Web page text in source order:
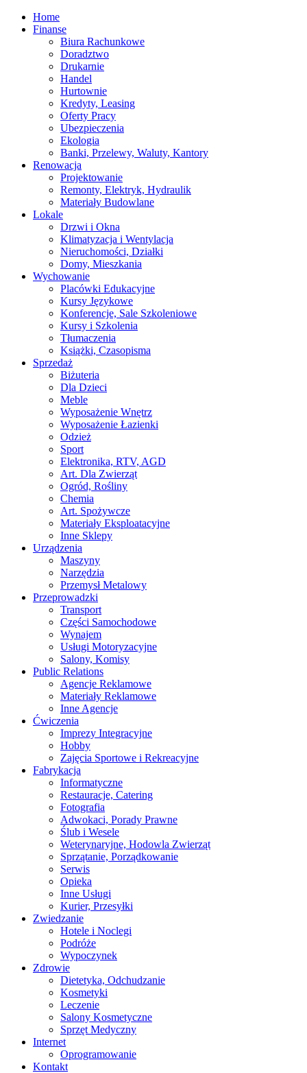
Home
Finanse
Biura Rachunkowe
Doradztwo
Drukarnie
Handel
Hurtownie
Kredyty, Leasing
Oferty Pracy
Ubezpieczenia
Ekologia
Banki, Przelewy, Waluty, Kantory
Renowacja
Projektowanie
Remonty, Elektryk, Hydraulik
Materiały Budowlane
Lokale
Drzwi i Okna
Klimatyzacja i Wentylacja
Nieruchomości, Działki
Domy, Mieszkania
Wychowanie
Placówki Edukacyjne
Kursy Językowe
Konferencje, Sale Szkoleniowe
Kursy i Szkolenia
Tłumaczenia
Książki, Czasopisma
Sprzedaż
Biżuteria
Dla Dzieci
Meble
Wyposażenie Wnętrz
Wyposażenie Łazienki
Odzież
Sport
Elektronika, RTV, AGD
Art. Dla Zwierząt
Ogród, Rośliny
Chemia
Art. Spożywcze
Materiały Eksploatacyjne
Inne Sklepy
Urządzenia
Maszyny
Narzędzia
Przemysł Metalowy
Przeprowadzki
Transport
Części Samochodowe
Wynajem
Usługi Motoryzacyjne
Salony, Komisy
Public Relations
Agencje Reklamowe
Materiały Reklamowe
Inne Agencje
Ćwiczenia
Imprezy Integracyjne
Hobby
Zajęcia Sportowe i Rekreacyjne
Fabrykacja
Informatyczne
Restauracje, Catering
Fotografia
Adwokaci, Porady Prawne
Ślub i Wesele
Weterynaryjne, Hodowla Zwierząt
Sprzątanie, Porządkowanie
Serwis
Opieka
Inne Usługi
Kurier, Przesyłki
Zwiedzanie
Hotele i Noclegi
Podróże
Wypoczynek
Zdrowie
Dietetyka, Odchudzanie
Kosmetyki
Leczenie
Salony Kosmetyczne
Sprzęt Medyczny
Internet
Oprogramowanie
Kontakt